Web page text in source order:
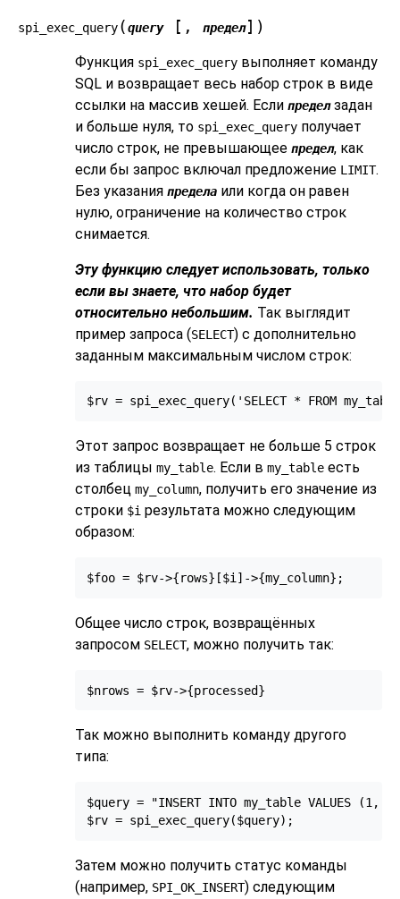
spi_exec_query(query[, предел])
Функция spi_exec_query выполняет команду
SQL и возвращает весь набор строк в виде
ссылки на массив хешей. Если пределзадан
и больше нуля, то spi_exec_query получает
число строк, не превышающее предел, как
если бы запрос включал предложение LIMIT.
Без указания предела или когда он равен
нулю, ограничение на количество строк
снимается.
Эту функцию следует использовать, только
если вы знаете, что набор будет
относительно небольшим. Так выглядит
пример запроса (SELECT) с дополнительно
заданным максимальным числом строк:
$rv = spi_exec_query('SELECT * FROM
Этот запрос возвращает не больше 5 строк
из таблицы my_table. Если в my_table есть
столбец my_column, получить его значение из
строки $i результата можно следующим
образом:
$foo = $rv->{rows}[$i]->{my_column};
Общее число строк, возвращённых
запросом SELECT, можно получить так:
$nrows = $rv->{processed}
Так можно выполнить команду другого
типа:
$query = "INSERT INTO my_table VALUES
$rv = spi_exec_query($query);
Затем можно получить статус команды
(например, SPI_OK_INSERT) следующим